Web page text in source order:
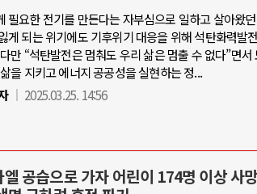
필요한 전기를 만든다는 자부심으로 일하고 살아왔
게 되는 위기에도 기후위기 대응을 위해 석탄화력발
만 “석탄발전은 멈춰도 우리 삶은 멈출 수 없다”면
을 지키고 에너지 공공성을 실현하는 정...
2025.03.25. 14:56
엘 공습으로 가자 어린이 174명 이상 사